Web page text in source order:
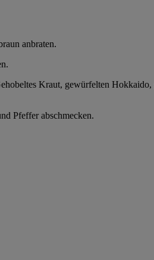
anbraten.
Kraut, gewürfelten
Pfeffer abschmecken.